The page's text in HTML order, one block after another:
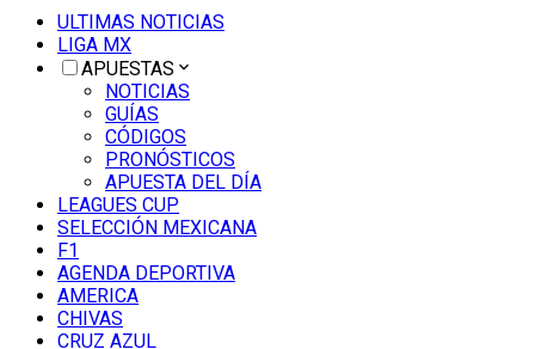
ULTIMAS NOTICIAS
LIGA MX
APUESTAS
NOTICIAS
GUÍAS
CÓDIGOS
PRONÓSTICOS
APUESTA DEL DÍA
LEAGUES CUP
SELECCIÓN MEXICANA
F1
AGENDA DEPORTIVA
AMERICA
CHIVAS
CRUZ AZUL